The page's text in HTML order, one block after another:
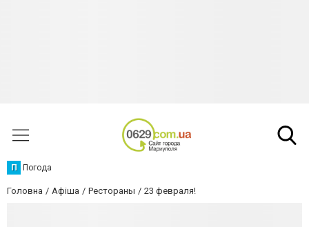
П Погода
Головна Афіша Рестораны 23 февраля!